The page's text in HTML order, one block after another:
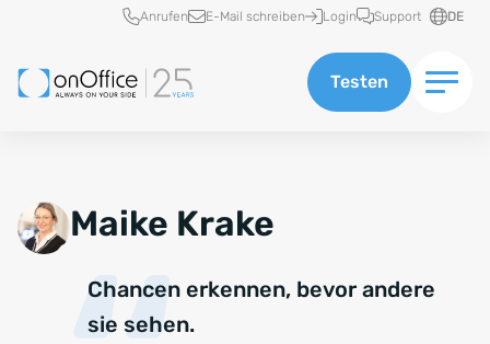
Schnellzugriff
Anrufen E-Mail schreiben Login Support DE
Testen
Maike Krake
Chancen erkennen, bevor andere
sie sehen.